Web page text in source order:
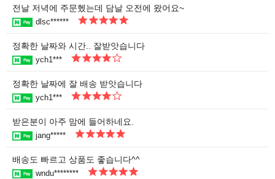
전날 저녁에 주문헸는데 담날 오전에 왔어요~
dlsc******
정확한 날짜와 시간.. 잘받앗습니다
ych1***
정확한 날짜에 잘 배송 받앗습니다
ych1***
받은분이 아주 맘에 들어하네요.
jang*****
배송도 빠르고 상품도 좋습니다^^
wndu********